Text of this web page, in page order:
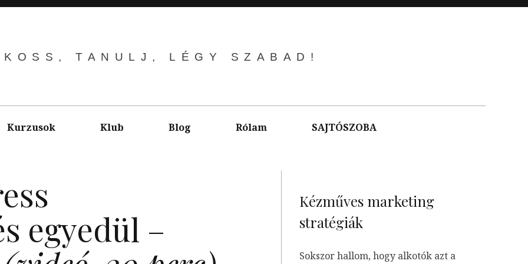
TANULJ, LÉGY SZABAD!
Kurzusok Klub Blog Rólam SAJTÓSZOBA
egyedül –
Kézműves marketing
stratégiák
Sokszor hallom, hogy alkotók azt a